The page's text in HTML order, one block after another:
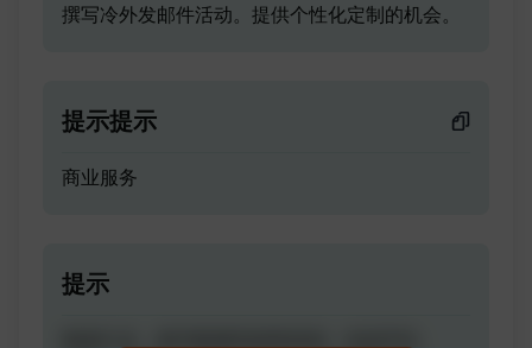
撰写冷外发邮件活动。提供个性化定制的机会。
提示提示
商业服务
提示